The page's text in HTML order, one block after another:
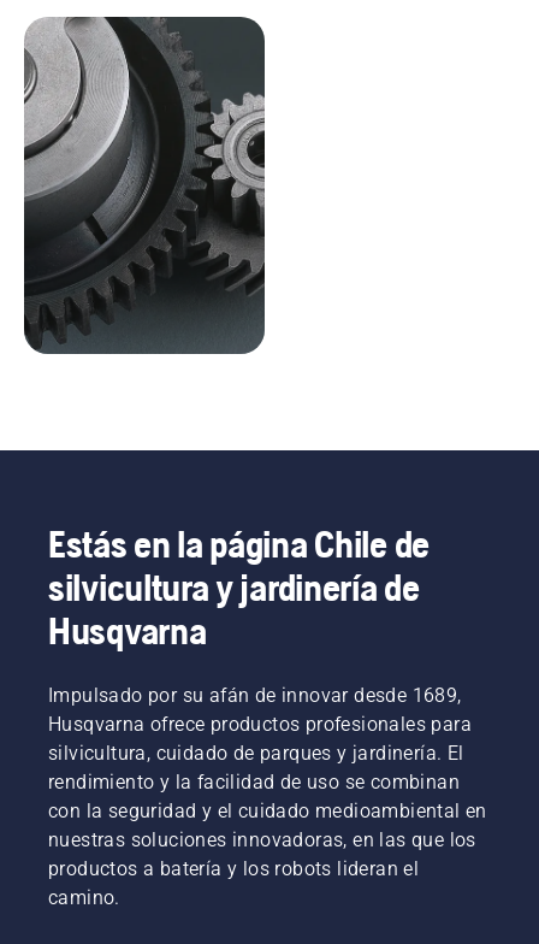
Estás en la página Chile de
silvicultura y jardinería de
Husqvarna
Impulsado por su afán de innovar desde 1689,
Husqvarna ofrece productos profesionales para
silvicultura, cuidado de parques y jardinería. El
rendimiento y la facilidad de uso se combinan
con la seguridad y el cuidado medioambiental en
nuestras soluciones innovadoras, en las que los
productos a batería y los robots lideran el
camino.